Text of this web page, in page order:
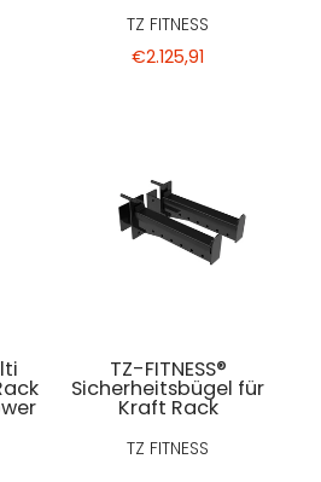
TZ FITNESS
€2.125,91
TZ-FITNESS®
Sicherheitsbügel für
Kraft Rack
TZ FITNESS